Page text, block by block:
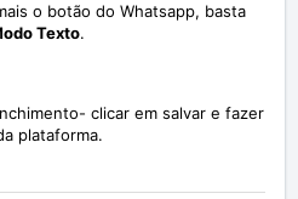
o botão do Whatsapp, basta
Texto.
clicar em salvar e fazer
plataforma.